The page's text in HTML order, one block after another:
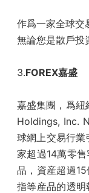
作爲一家全球交
無論您是散戶投
3.FOREX嘉盛
嘉盛集團，爲
Holdings, Inc.
球網上交易行
家超過14萬零
品，資産超過
指等産品的透